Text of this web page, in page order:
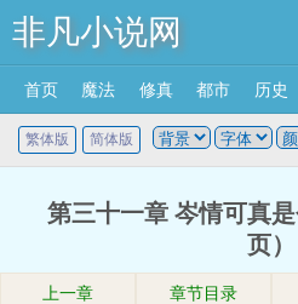
非凡小说网
首页 魔法 修真 都市 历史
繁体版 简体版
第三十一章 岑情可真
页）
上一章 章节目录